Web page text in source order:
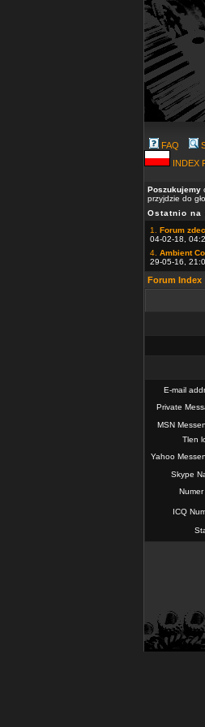
FAQ
INDEX
Poszukujemy
przyjdzie do
Ostatnio na
1. Forum
04-02-18,
4. Ambient
29-05-16,
Forum Index
E-mail
Private
MSN
Tlen
Yahoo
Skype
Numer
ICQ